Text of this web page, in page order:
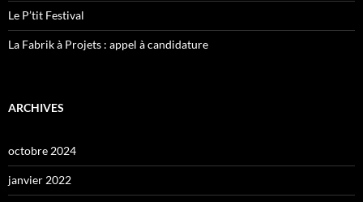
Le P’tit Festival
La Fabrik à Projets : appel à candidature
ARCHIVES
octobre 2024
janvier 2022